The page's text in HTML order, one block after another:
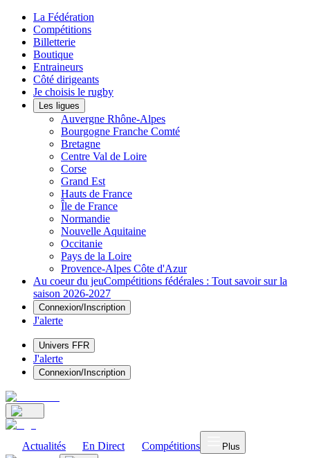
La Fédération
Compétitions
Billetterie
Boutique
Entraineurs
Côté dirigeants
Je choisis le rugby
Les ligues
Auvergne Rhône-Alpes
Bourgogne Franche Comté
Bretagne
Centre Val de Loire
Corse
Grand Est
Hauts de France
Île de France
Normandie
Nouvelle Aquitaine
Occitanie
Pays de la Loire
Provence-Alpes Côte d'Azur
Au coeur du jeuCompétitions fédérales : Tout savoir sur la
saison 2026-2027
Connexion/Inscription
J'alerte
Univers FFR
J'alerte
Connexion/Inscription
Actualités En Direct Compétitions Plus